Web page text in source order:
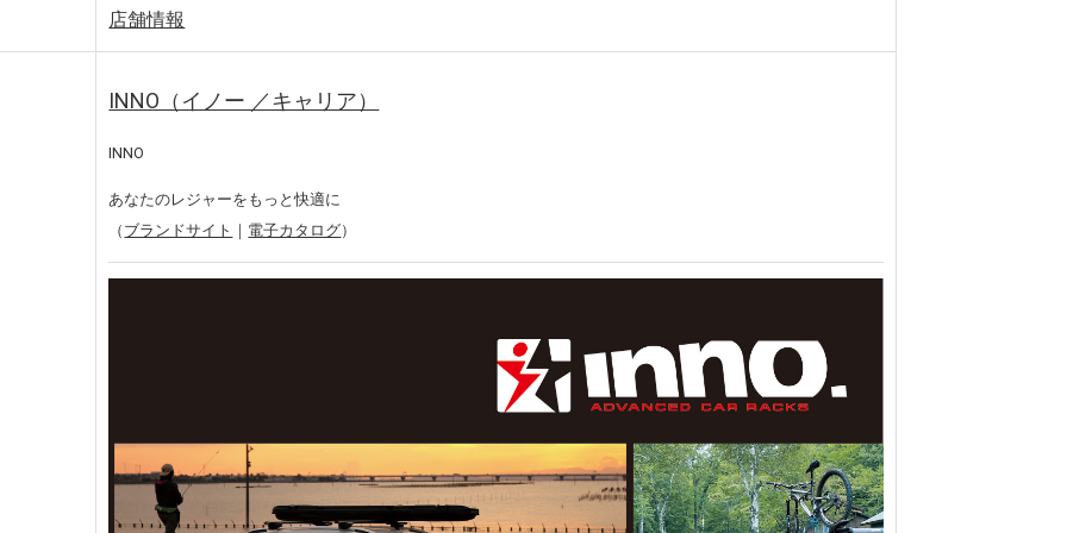
店舗情報
INNO（イノー ／キャリア）
INNO
あなたのレジャーをもっと快適に
（ ブランドサイト ｜ 電子カタログ）